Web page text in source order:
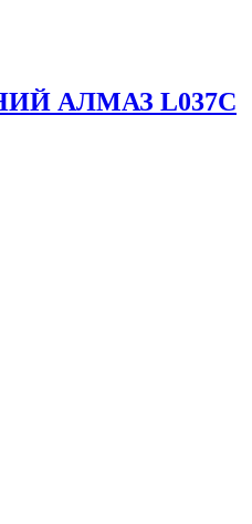
АЛМАЗ L037C